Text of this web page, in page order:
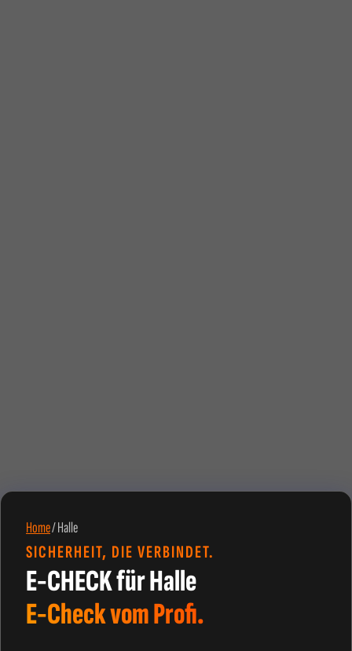
Home/Halle
SICHERHEIT, DIE VERBINDET.
E-CHECK für Halle
E-Check vom Profi.